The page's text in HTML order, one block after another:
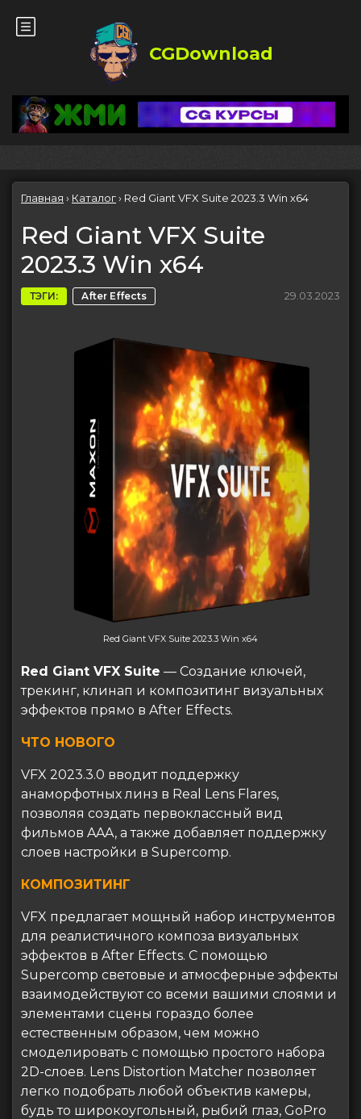
CGDownload
Главная › Каталог› Red Giant VFX Suite 2023.3 Win x64
Red Giant VFX Suite
2023.3 Win x64
ТЭГИ: After Effects 29.03.2023
Red Giant VFX Suite 2023.3 Win x64
Red Giant VFX Suite — Создание ключей,
трекинг, клинап и композитинг визуальных
эффектов прямо в After Effects.
ЧТО НОВОГО
VFX 2023.3.0 вводит поддержку
анаморфотных линз в Real Lens Flares,
позволяя создать первоклассный вид
фильмов AAA, а также добавляет поддержку
слоев настройки в Supercomp.
КОМПОЗИТИНГ
VFX предлагает мощный набор инструментов
для реалистичного композа визуальных
эффектов в After Effects. С помощью
Supercomp световые и атмосферные эффекты
взаимодействуют со всеми вашими слоями и
элементами сцены гораздо более
естественным образом, чем можно
смоделировать с помощью простого набора
2D-слоев. Lens Distortion Matcher позволяет
легко подобрать любой объектив камеры,
будь то широкоугольный, рыбий глаз, GoPro